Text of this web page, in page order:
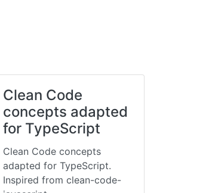
Clean Code
concepts adapted
for TypeScript
Clean Code concepts
adapted for TypeScript.
Inspired from clean-code-